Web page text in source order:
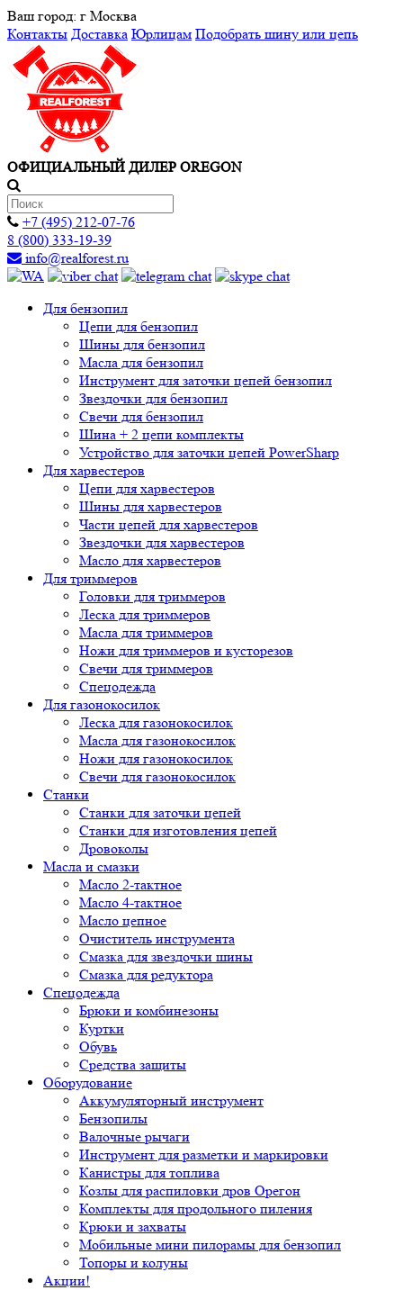
Ваш город: г Москва
Контакты Доставка Юрлицам Подобрать шину или цепь
ОФИЦИАЛЬНЫЙ ДИЛЕР OREGON
+7 (495) 212-07-76
8 (800) 333-19-39
info@realforest.ru
Для бензопил
Цепи для бензопил
Шины для бензопил
Масла для бензопил
Инструмент для заточки цепей бензопил
Звездочки для бензопил
Свечи для бензопил
Шина + 2 цепи комплекты
Устройство для заточки цепей PowerSharp
Для харвестеров
Цепи для харвестеров
Шины для харвестеров
Части цепей для харвестеров
Звездочки для харвестеров
Масло для харвестеров
Для триммеров
Головки для триммеров
Леска для триммеров
Масла для триммеров
Ножи для триммеров и кусторезов
Свечи для триммеров
Спецодежда
Для газонокосилок
Леска для газонокосилок
Масла для газонокосилок
Ножи для газонокосилок
Свечи для газонокосилок
Станки
Cтанки для заточки цепей
Станки для изготовления цепей
Дровоколы
Масла и смазки
Масло 2-тактное
Масло 4-тактное
Масло цепное
Очиститель инструмента
Смазка для звездочки шины
Смазка для редуктора
Спецодежда
Брюки и комбинезоны
Куртки
Обувь
Средства защиты
Оборудование
Аккумуляторный инструмент
Бензопилы
Валочные рычаги
Инструмент для разметки и маркировки
Канистры для топлива
Козлы для распиловки дров Орегон
Комплекты для продольного пиления
Крюки и захваты
Мобильные мини пилорамы для бензопил
Топоры и колуны
Акции!